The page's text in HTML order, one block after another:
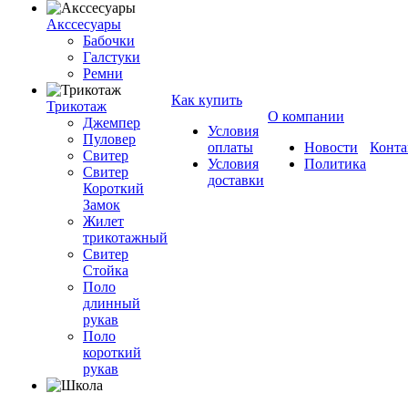
Акссесуары
Бабочки
Галстуки
Ремни
Трикотаж
Джемпер
Пуловер
Свитер
Свитер
Короткий
Замок
Жилет
трикотажный
Свитер
Стойка
Поло
длинный
рукав
Поло
короткий
рукав
Как купить
Условия
оплаты
Условия
доставки
О компании
Новости
Политика